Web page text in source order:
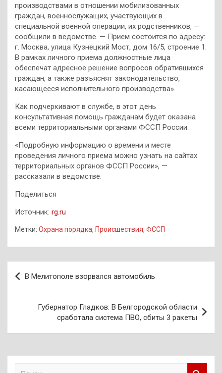
производствами в отношении мобилизованных
граждан, военнослужащих, участвующих в
специальной военной операции, их родственников, —
сообщили в ведомстве. — Прием состоится по адресу:
г. Москва, улица Кузнецкий Мост, дом 16/5, строение 1.
В рамках личного приема должностные лица
обеспечат адресное решение вопросов обратившихся
граждан, а также разъяснят законодательство,
касающееся исполнительного производства».
Как подчеркивают в службе, в этот день
консультативная помощь гражданам будет оказана
всеми территориальными органами ФССП России.
«Подробную информацию о времени и месте
проведения личного приема можно узнать на сайтах
территориальных органов ФССП России», —
рассказали в ведомстве.
Поделиться
Источник: rg.ru
Метки: Охрана порядка, Происшествия, ФССП
Навигация
по
записям
В Мелитополе взорвался автомобиль
Губернатор Гладков: В Белгородской области
сработала система ПВО, сбиты 3 ракеты